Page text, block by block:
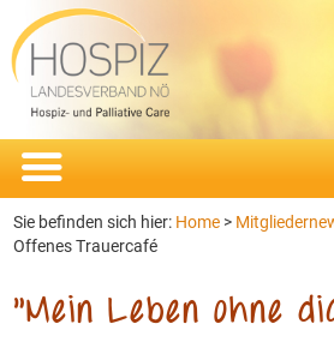

Sie befinden sich hier: Home >
Offenes Trauercafé
"Mein Leben ohne